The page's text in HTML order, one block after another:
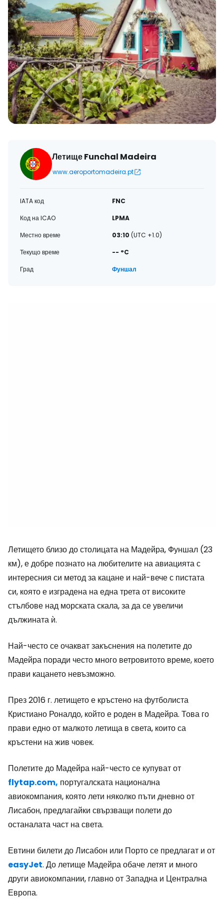
Летище Funchal Madeira
www.aeroportomadeira.pt
IATA код
FNC
Код на ICAO
LPMA
Местно време
03:10 (UTC +1.0)
Текущо време
-- °C
Град
Фуншал
Летището близо до столицата на Мадейра, Фуншал (23
км), е добре познато на любителите на авиацията с
интересния си метод за кацане и най-вече с пистата
си, която е изградена на една трета от високите
стълбове над морската скала, за да се увеличи
дължината ѝ.
Най-често се очакват закъснения на полетите до
Мадейра поради често много ветровитото време, което
прави кацането невъзможно.
През 2016 г. летището е кръстено на футболиста
Кристиано Роналдо, който е роден в Мадейра. Това го
прави едно от малкото летища в света, които са
кръстени на жив човек.
Полетите до Мадейра най-често се купуват от
flytap.com, португалската национална
авиокомпания, която лети няколко пъти дневно от
Лисабон, предлагайки свързващи полети до
останалата част на света.
Евтини билети до Лисабон или Порто се предлагат и от
easyJet. До летище Мадейра обаче летят и много
други авиокомпании, главно от Западна и Централна
Европа.